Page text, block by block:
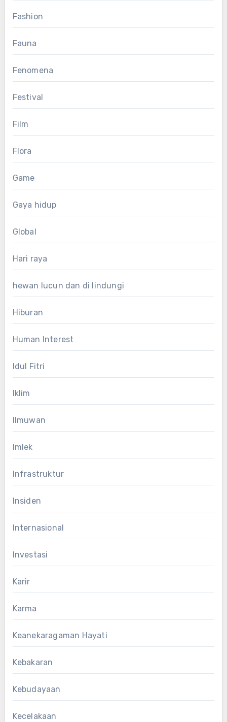
Fashion
Fauna
Fenomena
Festival
Film
Flora
Game
Gaya hidup
Global
Hari raya
hewan lucun dan di lindungi
Hiburan
Human Interest
Idul Fitri
Iklim
Ilmuwan
Imlek
Infrastruktur
Insiden
Internasional
Investasi
Karir
Karma
Keanekaragaman Hayati
Kebakaran
Kebudayaan
Kecelakaan